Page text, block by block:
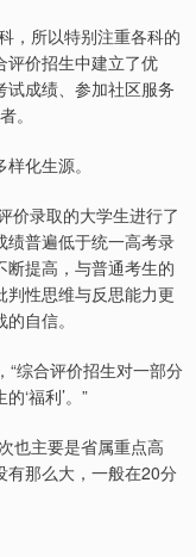
，所以特别注重各科的
评价招生中建立了优
成绩、参加社区服务
。
化生源。
价录取的大学生进行了
绩普遍低于统一高考录
提高，与普通考生的
判性思维与反思能力更
自信。
“综合评价招生对一部分
‘福利’。”
也主要是省属重点高
有那么大，一般在20分